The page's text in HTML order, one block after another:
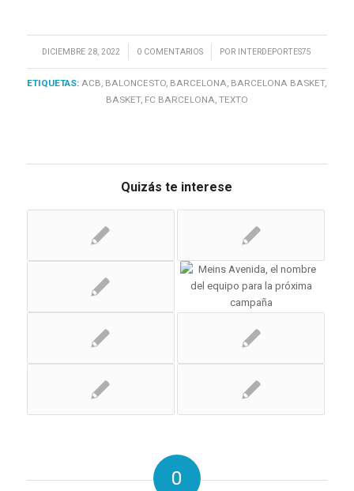
DICIEMBRE 28, 2022
/ 0 COMENTARIOS
/ POR INTERDEPORTES75
ETIQUETAS: ACB, BALONCESTO, BARCELONA, BARCELONA BASKET,
BASKET, FC BARCELONA, TEXTO
Quizás te interese
0